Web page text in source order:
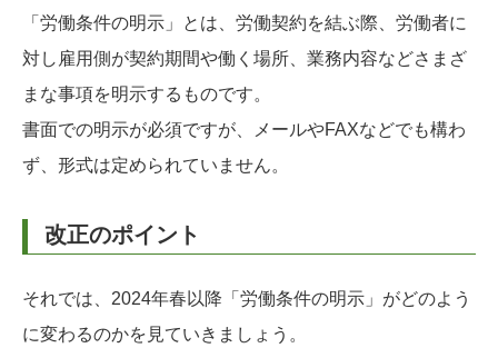
「労働条件の明示」とは、労働契約を結ぶ際、労働者に
対し雇用側が契約期間や働く場所、業務内容などさまざ
まな事項を明示するものです。
書面での明示が必須ですが、メールやFAXなどでも構わ
ず、形式は定められていません。
改正のポイント
それでは、2024年春以降「労働条件の明示」がどのよう
に変わるのかを見ていきましょう。